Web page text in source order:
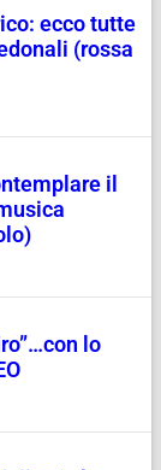
ecco tutte
(rossa
il
lo